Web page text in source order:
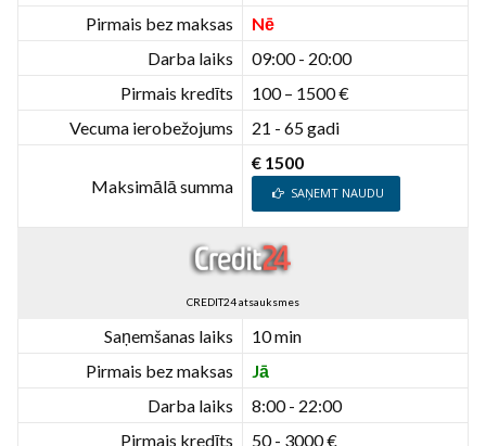
Pirmais bez maksas
Nē
Darba laiks
09:00 - 20:00
Pirmais kredīts
100 – 1500 €
Vecuma ierobežojums
21 - 65 gadi
Maksimālā summa
€ 1500
SAŅEMT NAUDU
CREDIT24 atsauksmes
Saņemšanas laiks
10 min
Pirmais bez maksas
Jā
Darba laiks
8:00 - 22:00
Pirmais kredīts
50 - 3000 €